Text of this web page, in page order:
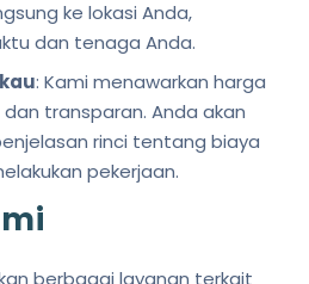
ke lokasi Anda,
dan tenaga Anda.
: Kami menawarkan harga
transparan. Anda akan
rinci tentang biaya
pekerjaan.